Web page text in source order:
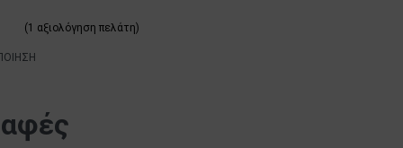
(1 αξιολόγηση πελάτη)